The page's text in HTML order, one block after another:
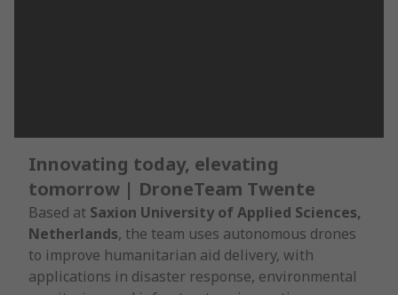
Innovating today, elevating
tomorrow | DroneTeam Twente
Based at Saxion University of Applied Sciences,
Netherlands, the team uses autonomous drones
to improve humanitarian aid delivery, with
applications in disaster response, environmental